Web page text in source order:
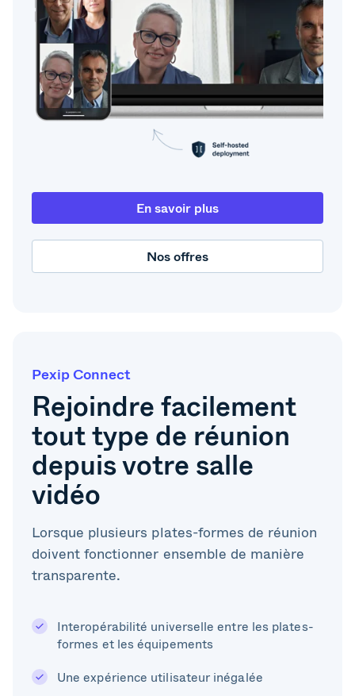
En savoir plus
Nos offres
Pexip Connect
Rejoindre facilement
tout type de réunion
depuis votre salle
vidéo
Lorsque plusieurs plates-formes de réunion
doivent fonctionner ensemble de manière
transparente.
Interopérabilité universelle entre les plates-
formes et les équipements
Une expérience utilisateur inégalée